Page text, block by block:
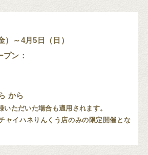
）～4月5日（日）
ン：
から
ただいた場合も適用されます。
ャイハネりんくう店のみの限定開催とな